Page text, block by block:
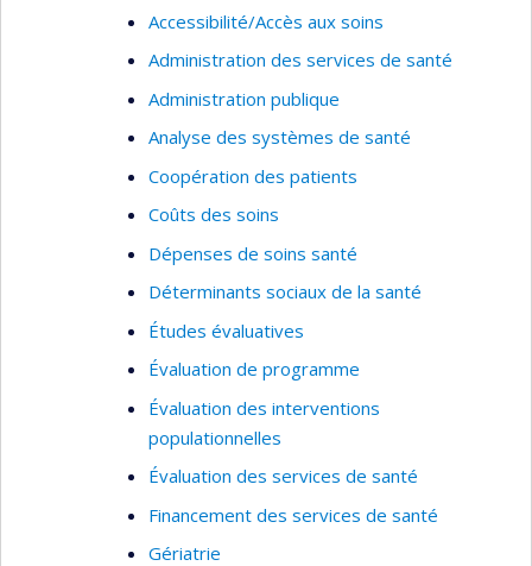
migratoire précaire, et 2) l’émergence et la mise
améliorer les réponses aux besoins diversifiés
des populations migrantes mal desservies, au
Canada et en Europe. Je mobilise les approches
participatives et centrées sur les besoins des
usagers dans mes recherches.
Accessibilité/Accès aux soins
Administration des services de santé
Administration publique
Analyse des systèmes de santé
Coopération des patients
Coûts des soins
Dépenses de soins santé
Déterminants sociaux de la santé
Études évaluatives
Évaluation de programme
Évaluation des interventions
populationnelles
Évaluation des services de santé
Financement des services de santé
Gériatrie